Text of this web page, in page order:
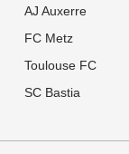
AJ Auxerre
FC Metz
Toulouse FC
SC Bastia